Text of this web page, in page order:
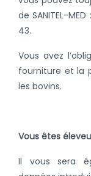
de SANITEL-
43.
Vous avez
fourniture et la
les bovins.
Vous êtes
Il vous sera